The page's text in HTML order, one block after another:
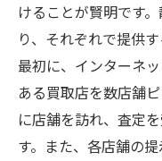
けることが賢明です
り、それぞれで提供
最初に、インターネ
ある買取店を数店舗
に店舗を訪れ、査定
す。また、各店舗の